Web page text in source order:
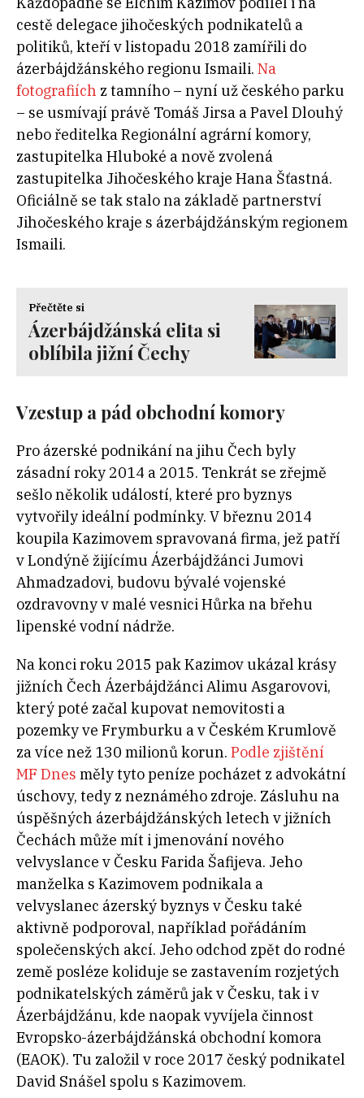
cestě delegace jihočeských podnikatelů a
politiků, kteří v listopadu 2018 zamířili do
ázerbájdžánského regionu Ismaili. Na
fotografiích z tamního – nyní už českého parku
– se usmívají právě Tomáš Jirsa a Pavel Dlouhý
nebo ředitelka Regionální agrární komory,
zastupitelka Hluboké a nově zvolená
zastupitelka Jihočeského kraje Hana Šťastná.
Oficiálně se tak stalo na základě partnerství
Jihočeského kraje s ázerbájdžánským regionem
Ismaili.
Přečtěte si
Ázerbájdžánská elita si
oblíbila jižní Čechy
Vzestup a pád obchodní komory
Pro ázerské podnikání na jihu Čech byly
zásadní roky 2014 a 2015. Tenkrát se zřejmě
sešlo několik událostí, které pro byznys
vytvořily ideální podmínky. V březnu 2014
koupila Kazimovem spravovaná firma, jež patří
v Londýně žijícímu Ázerbájdžánci Jumovi
Ahmadzadovi, budovu bývalé vojenské
ozdravovny v malé vesnici Hůrka na břehu
lipenské vodní nádrže.
Na konci roku 2015 pak Kazimov ukázal krásy
jižních Čech Ázerbájdžánci Alimu Asgarovovi,
který poté začal kupovat nemovitosti a
pozemky ve Frymburku a v Českém Krumlově
za více než 130 milionů korun. Podle zjištění
MF Dnes měly tyto peníze pocházet z advokátní
úschovy, tedy z neznámého zdroje. Zásluhu na
úspěšných ázerbájdžánských letech v jižních
Čechách může mít i jmenování nového
velvyslance v Česku Farida Šafijeva. Jeho
manželka s Kazimovem podnikala a
velvyslanec ázerský byznys v Česku také
aktivně podporoval, například pořádáním
společenských akcí. Jeho odchod zpět do rodné
země posléze koliduje se zastavením rozjetých
podnikatelských záměrů jak v Česku, tak i v
Ázerbájdžánu, kde naopak vyvíjela činnost
Evropsko-ázerbájdžánská obchodní komora
(EAOK). Tu založil v roce 2017 český podnikatel
David Snášel spolu s Kazimovem.